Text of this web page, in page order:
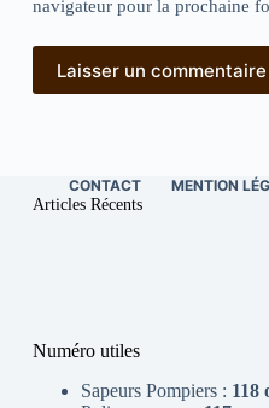
navigateur pour la prochaine
Laisser un commentaire
CONTACT MENTION
Articles Récents
Numéro utiles
Sapeurs Pompiers : 118